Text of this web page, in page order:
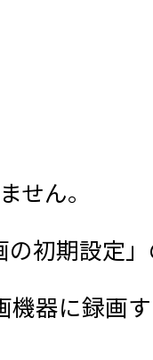
せん。
初期設定」
機器に録画